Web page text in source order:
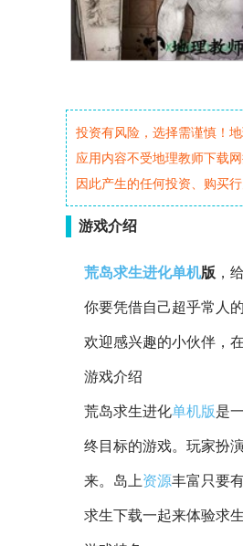
投资有风险，选择需谨慎！
应用内容不受地理教师下载
因此产生的任何投资、购买行
游戏介绍
荒岛求生进化单机版 ，
你要凭借自己超乎常人
欢迎感兴趣的小伙伴，
游戏介绍
荒岛求生进化单机版是
终目标的游戏。玩家扮
来。岛上资源丰富只要
求生下载一起来体验求